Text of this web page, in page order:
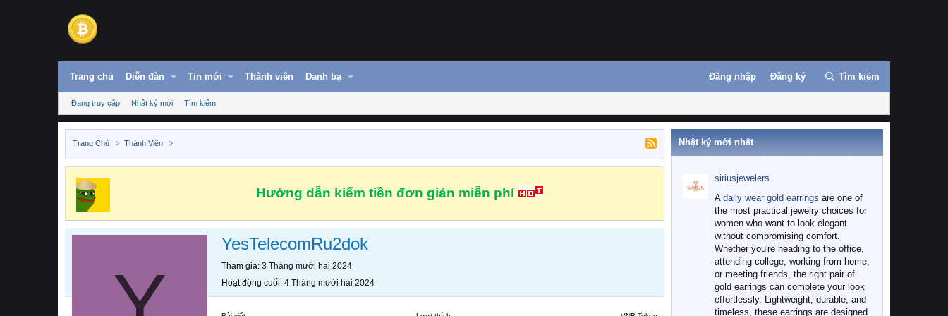
Trang chủ Diễn đàn Tin mới Thành viên Danh bạ Đăng nhập Đăng ký Tìm kiếm
Đang truy cập Nhật ký mới Tìm kiếm
Trang Chủ Thành Viên
Hướng dẫn kiếm tiền đơn giản miễn phí
YesTelecomRu2dok
Tham gia 3 Tháng mười hai 2024
Hoạt động cuối 4 Tháng mười hai 2024
Nhật ký mới nhất
siriusjewelers
A daily wear gold earrings are one of
the most practical jewelry choices for
women who want to look elegant
without compromising comfort.
Whether you're heading to the office,
attending college, working from home,
or meeting friends, the right pair of
gold earrings can complete your look
effortlessly. Lightweight, durable, and
timeless, these earrings are designed